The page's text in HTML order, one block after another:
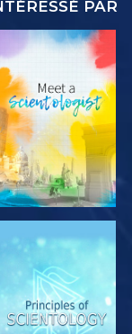
PAR
DÉCOUVRIR
LES SÉRIES